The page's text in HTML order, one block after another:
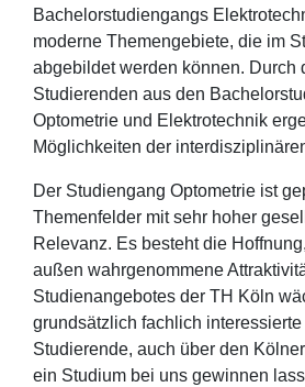
Bachelorstudiengangs
moderne Themengebiete, die im
abgebildet werden können. Durch
Studierenden aus den
Optometrie und Elektrotechnik
Möglichkeiten der
Der Studiengang Optometrie ist
Themenfelder mit sehr hoher
Relevanz. Es besteht die
außen wahrgenommene
Studienangebotes der TH Köln
grundsätzlich fachlich
Studierende, auch über den
ein Studium bei uns gewinnen